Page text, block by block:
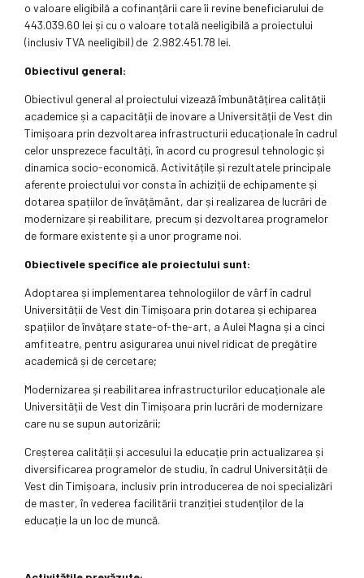
o valoare eligibilă a cofinanțării care îi revine beneficiarului de
443.039.60 lei și cu o valoare totală neeligibilă a proiectului
(inclusiv TVA neeligibil) de 2.982.451.78 lei.
Obiectivul general:
Obiectivul general al proiectului vizează îmbunătățirea calității
academice și a capacității de inovare a Universității de Vest din
Timișoara prin dezvoltarea infrastructurii educaționale în cadrul
celor unsprezece facultăți, în acord cu progresul tehnologic și
dinamica socio-economică. Activitățile și rezultatele principale
aferente proiectului vor consta în achiziții de echipamente și
dotarea spațiilor de învățământ, dar și realizarea de lucrări de
modernizare și reabilitare, precum și dezvoltarea programelor
de formare existente și a unor programe noi.
Obiectivele specifice ale proiectului sunt:
Adoptarea și implementarea tehnologiilor de vârf în cadrul
Universității de Vest din Timișoara prin dotarea și echiparea
spațiilor de învățare state-of-the-art, a Aulei Magna și a cinci
amfiteatre, pentru asigurarea unui nivel ridicat de pregătire
academică și de cercetare;
Modernizarea și reabilitarea infrastructurilor educaționale ale
Universității de Vest din Timișoara prin lucrări de modernizare
care nu se supun autorizării;
Creșterea calității și accesului la educație prin actualizarea și
diversificarea programelor de studiu, în cadrul Universității de
Vest din Timișoara, inclusiv prin introducerea de noi specializări
de master, în vederea facilitării tranziției studenților de la
educație la un loc de muncă.